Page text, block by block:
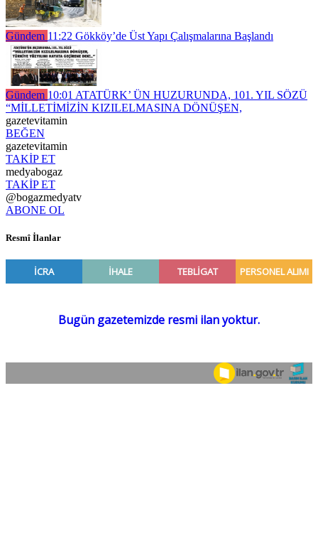
Gündem 11:22 Gökköy’de Üst Yapı Çalışmalarına Başlandı
Gündem 10:01 ATATÜRK’ ÜN HUZURUNDA, 101. YIL SÖZÜ
“MİLLETİMİZİN KIZILELMASINA DÖNÜŞEN,
gazetevitamin
BEĞEN
gazetevitamin
TAKİP ET
medyabogaz
TAKİP ET
@bogazmedyatv
ABONE OL
Resmî İlanlar